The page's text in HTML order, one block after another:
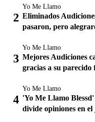
Yo Me Llamo
Eliminados
pasaron, pero
Yo Me Llamo
Mejores Audiciones
gracias a su parecido
Yo Me Llamo
'Yo Me Llamo
divide opiniones en